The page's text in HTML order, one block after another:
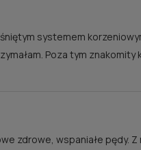
systemem
Poza tym znakomity
zdrowe, wspaniałe pędy.